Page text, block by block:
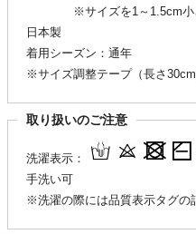
※サイズを1～1.5cm小さ
日本製
着用シーズン：通年
※サイズ調整テープ（長さ30cm
取り扱いのご注意
洗濯表示：
手洗い可
※洗濯の際には品質表示タグの